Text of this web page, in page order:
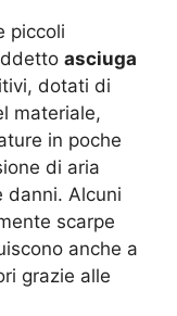
piccoli
asciuga
dotati di
materiale,
in poche
di aria
danni. Alcuni
scarpe
anche a
grazie alle